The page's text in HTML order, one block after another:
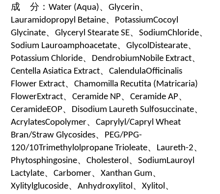
成 分： Water (Aqua)、 Glycerin、
Lauramidopropyl Betaine、PotassiumCocoyl
Glycinate、Glyceryl Stearate SE、SodiumChloride、
Sodium Lauroamphoacetate、GlycolDistearate、
Potassium Chloride、DendrobiumNobile Extract、
Centella Asiatica Extract、CalendulaOfficinalis
Flower Extract、Chamomilla Recutita (Matricaria)
FlowerExtract、Ceramide NP、Ceramide AP、
CeramideEOP、Disodium Laureth Sulfosuccinate、
AcrylatesCopolymer、Caprylyl/Capryl Wheat
Bran/Straw Glycosides、PEG/PPG-
120/10Trimethylolpropane Trioleate、Laureth-2、
Phytosphingosine、Cholesterol、SodiumLauroyl
Lactylate、Carbomer、Xanthan Gum、
Xylitylglucoside、Anhydroxylitol、Xylitol、